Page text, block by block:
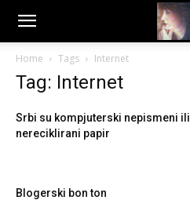
Dragana
Amarilis
Home Tags Internet
Tag: Internet
Srbi su kompjuterski nepismeni ili
nereciklirani papir
Blogerski bon ton